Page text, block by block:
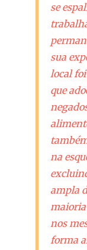
se
sua
local foi
que
na
ampla
maioria
nos
forma